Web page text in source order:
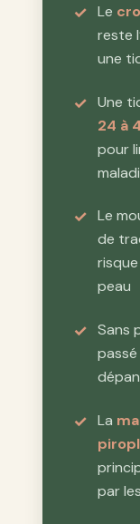
Le
reste
une
Une
24 à
pour
Le
de
peau
Sans
La
par